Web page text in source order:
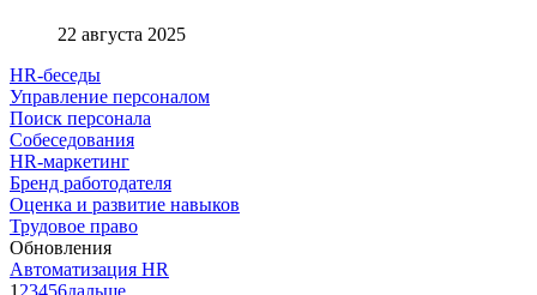
22 августа 2025
HR-беседы
Управление персоналом
Поиск персонала
Собеседования
HR-маркетинг
Бренд работодателя
Оценка и развитие навыков
Трудовое право
Обновления
Автоматизация HR
1 23456дальше